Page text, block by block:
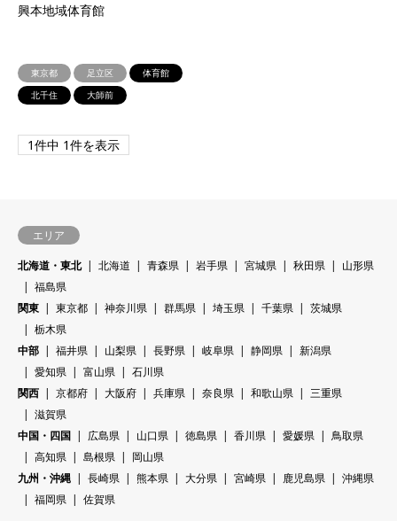
興本地域体育館
東京都 足立区
体育館
北千住
大師前
1件中 1件を表示
エリア
北海道・東北
北海道 青森県 岩手県 宮城県 秋田県
山形県
福島県
関東
東京都 神奈川県 群馬県 埼玉県 千葉県
茨城県
栃木県
中部
福井県 山梨県 長野県 岐阜県 静岡県
新潟県
愛知県
富山県
石川県
関西
京都府 大阪府 兵庫県 奈良県 和歌山県
三重県
滋賀県
中国・四国
広島県 山口県 徳島県 香川県 愛媛県
鳥取県
高知県
島根県
岡山県
九州・沖縄
長崎県 熊本県 大分県 宮崎県 鹿児島県
沖縄県
福岡県
佐賀県